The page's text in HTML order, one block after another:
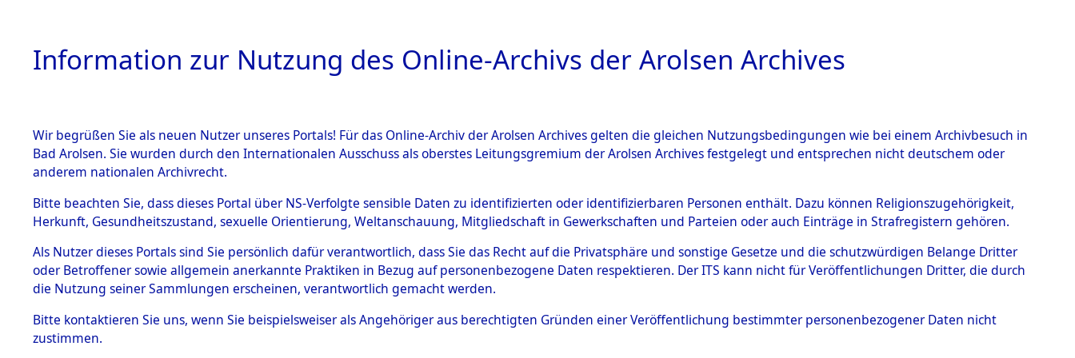
HOME BESTANDSBESCHREIBUNG ARCHIVALE ÜBERSICHT BILD
BESTÄNDE
Inhaftierungsdoku
mente
5. Verschiedenes
Todesmärsche
5.3.1 Alliierte
Konzentrationslager Natzweiler: Nachkriegs-Dokumente
betreffend das Kommando Bisingen: III. Exhumierungen
"Direction des Personnes Déplacées", "Elements D´Identification"
→0293 (82125191)
Information zur Nutzung des Online-Archivs der Arolsen Archives
Wir begrüßen Sie als neuen Nutzer unseres Portals! Für das Online-Archiv der Arolsen Archives gelten die gleichen Nutzungsbedingungen wie bei einem Archivbesuch in
Bad Arolsen. Sie wurden durch den Internationalen Ausschuss als oberstes Leitungsgremium der Arolsen Archives festgelegt und entsprechen nicht deutschem oder
anderem nationalen Archivrecht.
Bitte beachten Sie, dass dieses Portal über NS-Verfolgte sensible Daten zu identifizierten oder identifizierbaren Personen enthält. Dazu können Religionszugehörigkeit,
Herkunft, Gesundheitszustand, sexuelle Orientierung, Weltanschauung, Mitgliedschaft in Gewerkschaften und Parteien oder auch Einträge in Strafregistern gehören.
Als Nutzer dieses Portals sind Sie persönlich dafür verantwortlich, dass Sie das Recht auf die Privatsphäre und sonstige Gesetze und die schutzwürdigen Belange Dritter
oder Betroffener sowie allgemein anerkannte Praktiken in Bezug auf personenbezogene Daten respektieren. Der ITS kann nicht für Veröffentlichungen Dritter, die durch
die Nutzung seiner Sammlungen erscheinen, verantwortlich gemacht werden.
Bitte kontaktieren Sie uns, wenn Sie beispielsweiser als Angehöriger aus berechtigten Gründen einer Veröffentlichung bestimmter personenbezogener Daten nicht
zustimmen.